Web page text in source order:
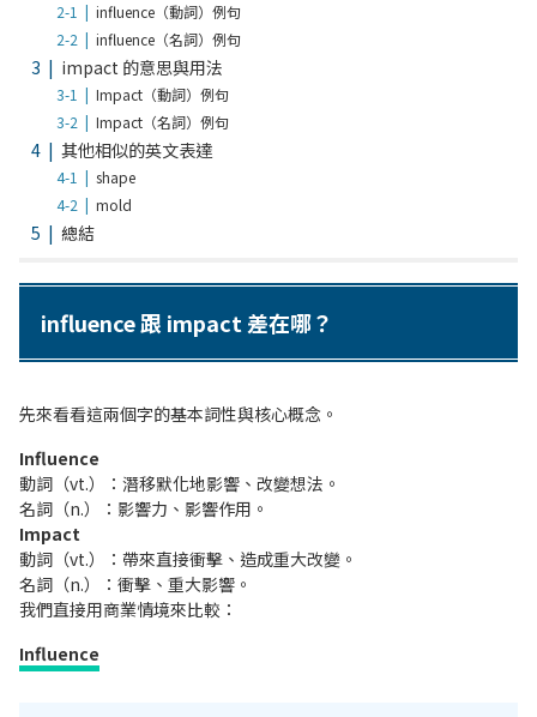
influence（動詞）例句
influence（名詞）例句
impact 的意思與用法
Impact（動詞）例句
Impact（名詞）例句
其他相似的英文表達
shape
mold
總結
influence 跟 impact 差在哪？
先來看看這兩個字的基本詞性與核心概念。
Influence
動詞（vt.）：潛移默化地影響、改變想法。
名詞（n.）：影響力、影響作用。
Impact
動詞（vt.）：帶來直接衝擊、造成重大改變。
名詞（n.）：衝擊、重大影響。
我們直接用商業情境來比較：
Influence